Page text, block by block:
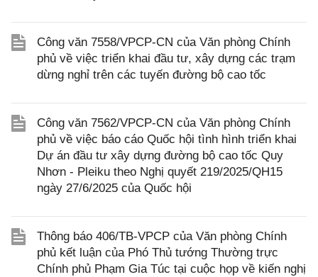
Công văn 7558/VPCP-CN của Văn phòng Chính
phủ về việc triển khai đầu tư, xây dựng các trạm
dừng nghỉ trên các tuyến đường bộ cao tốc
Công văn 7562/VPCP-CN của Văn phòng Chính
phủ về việc báo cáo Quốc hội tình hình triển khai
Dự án đầu tư xây dựng đường bộ cao tốc Quy
Nhơn - Pleiku theo Nghị quyết 219/2025/QH15
ngày 27/6/2025 của Quốc hội
Thông báo 406/TB-VPCP của Văn phòng Chính
phủ kết luận của Phó Thủ tướng Thường trực
Chính phủ Phạm Gia Túc tại cuộc họp về kiến nghị